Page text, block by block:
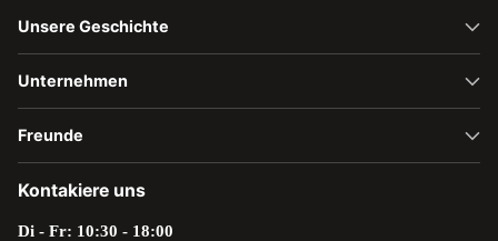
Unsere Geschichte
Unternehmen
Freunde
Kontakiere uns
Di - Fr: 10:30 - 18:00